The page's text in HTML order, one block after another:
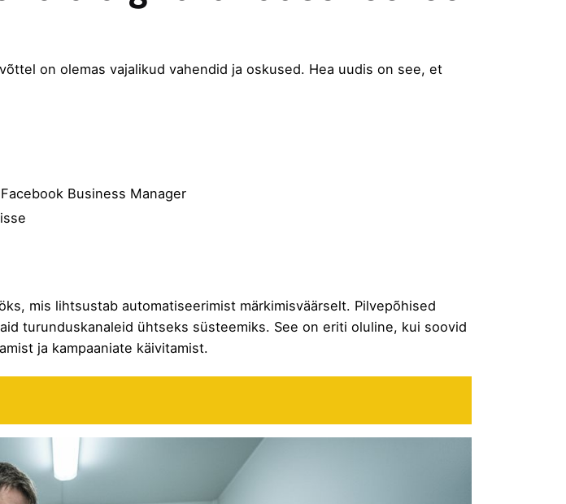
on olemas vajalikud vahendid ja oskused. Hea uudis on see, et
Business Manager
mis lihtsustab automatiseerimist märkimisväärselt. Pilvepõhised
turunduskanaleid ühtseks süsteemiks. See on eriti oluline, kui soovid
ja kampaaniate käivitamist.